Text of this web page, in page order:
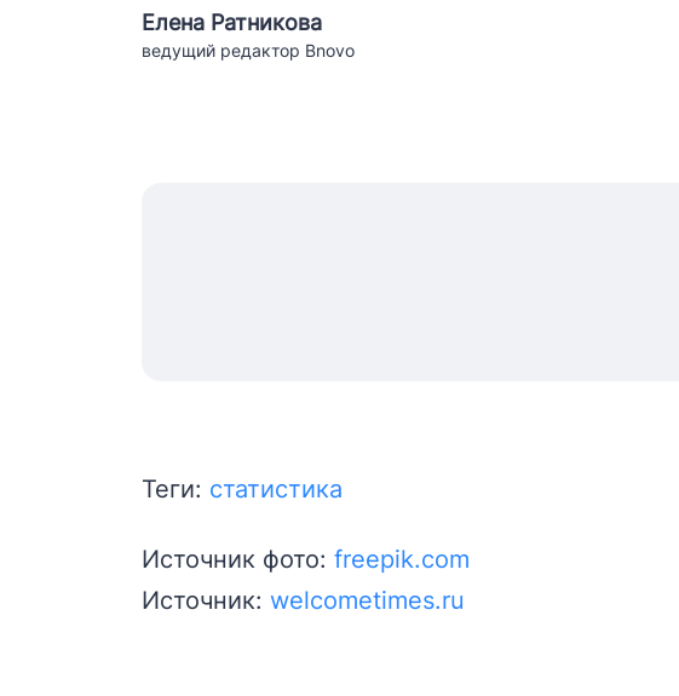
Елена Ратникова
ведущий редактор Bnovo
Теги: статистика
Источник фото: freepik.com
Источник: welcometimes.ru